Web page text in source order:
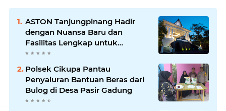
ASTON Tanjungpinang Hadir
dengan Nuansa Baru dan
Fasilitas Lengkap untuk
Kenyamanan Tamu
Polsek Cikupa Pantau
Penyaluran Bantuan Beras dari
Bulog di Desa Pasir Gadung